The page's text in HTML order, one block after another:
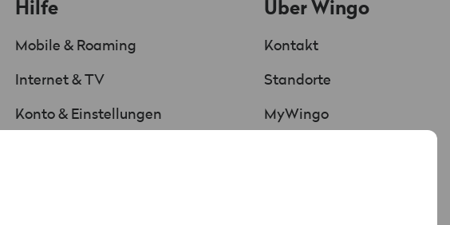
Hilfe
Mobile & Roaming
Internet & TV
Konto & Einstellungen
Über Wingo
Kontakt
Standorte
MyWingo